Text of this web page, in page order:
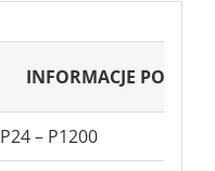
INFORMACJE
P24 – P1200